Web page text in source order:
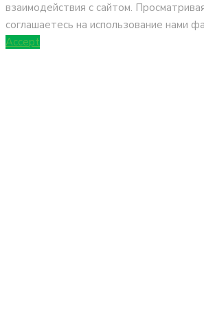
взаимодействия с сайтом.
соглашаетесь на использование нами
Accept